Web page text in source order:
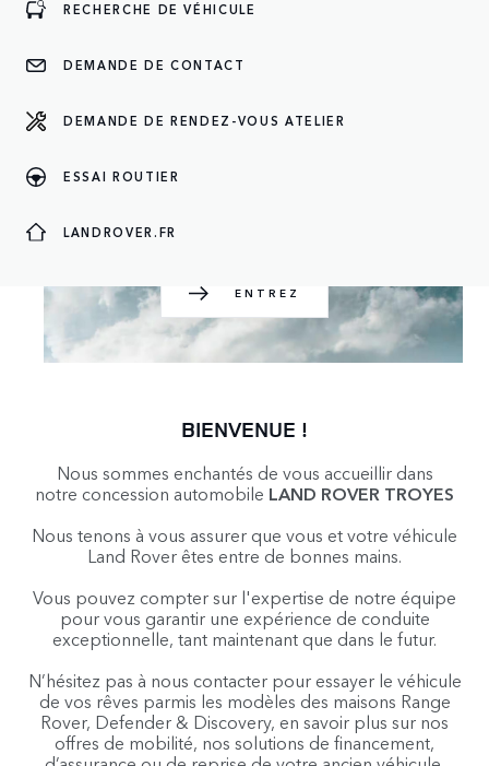
RECHERCHE DE VÉHICULE
DEMANDE DE CONTACT
DEMANDE DE RENDEZ-VOUS ATELIER
ESSAI ROUTIER
LANDROVER.FR
ENTREZ
BIENVENUE !
Nous sommes enchantés de vous accueillir dans
notre concession automobile LAND ROVER TROYES
Nous tenons à vous assurer que vous et votre véhicule
Land Rover êtes entre de bonnes mains.
Vous pouvez compter sur l'expertise de notre équipe
pour vous garantir une expérience de conduite
exceptionnelle, tant maintenant que dans le futur.
N’hésitez pas à nous contacter pour essayer le véhicule
de vos rêves parmis les modèles des maisons Range
Rover, Defender & Discovery, en savoir plus sur nos
offres de mobilité, nos solutions de financement,